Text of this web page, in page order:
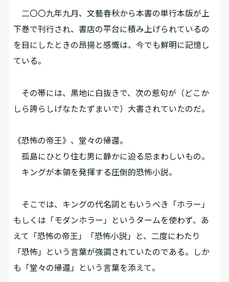
二〇〇九年九月、文藝春秋から本書の単行本版が上
下巻で刊行され、書店の平台に積み上げられているの
を目にしたときの昂揚と感慨は、今でも鮮明に記憶し
ている。
その帯には、黒地に白抜きで、次の惹句が（どこか
しら誇らしげなたたずまいで）大書されていたのだ。
《恐怖の帝王》、堂々の帰還。
孤島にひとり住む男に静かに迫る忌まわしいもの。
キングが本領を発揮する圧倒的恐怖小説。
そこでは、キングの代名詞ともいうべき「ホラー」
もしくは「モダンホラー」というタームを使わず、あ
えて「恐怖の帝王」「恐怖小説」と、二度にわたり
「恐怖」という言葉が強調されていたのである。しか
も「堂々の帰還」という言葉を添えて。